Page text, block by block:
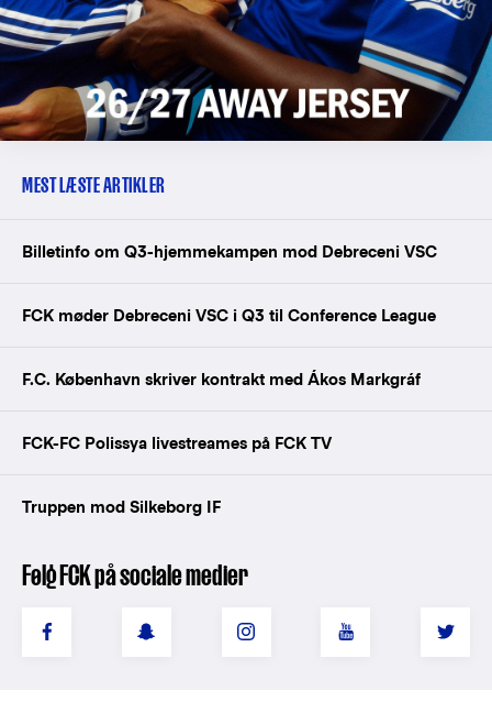
MEST LÆSTE ARTIKLER
Billetinfo om Q3-hjemmekampen mod Debreceni VSC
FCK møder Debreceni VSC i Q3 til Conference League
F.C. København skriver kontrakt med Ákos Markgráf
FCK-FC Polissya livestreames på FCK TV
Truppen mod Silkeborg IF
Følg FCK på sociale medier